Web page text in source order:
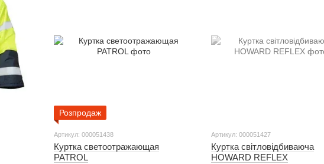
Розпродаж
Артикул: 000051438
Куртка светоотражающая
PATROL
Артикул: 000051427
Куртка світловідбиваюча
HOWARD REFLEX